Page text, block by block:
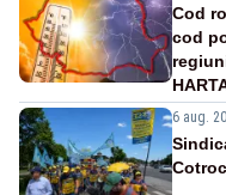
Cod
cod
6 aug.